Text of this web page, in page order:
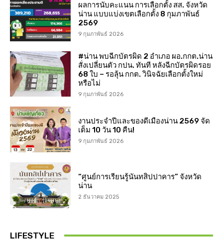
ผลการนับคะแนน การเลือกตั้ง สส. จังหวัด
น่าน แบบแบ่งเขตเลือกตั้ง 8 กุมภาพันธ์
2569
9 กุมภาพันธ์ 2026
#น่าน พบฉีกบัตรผิด 2 อำเภอ ผอ.กกต.น่าน
สั่งเปลี่ยนตัว กปน. ทันที หลังฉีกบัตรผิดรอย
68 ใบ – รอลุ้น กกต. วินิจฉัยเลือกตั้งใหม่
หรือไม่
9 กุมภาพันธ์ 2026
งานประจำปีและของดีเมืองน่าน 2569 จัด
เต็ม 10 วัน 10 คืน!
9 กุมภาพันธ์ 2026
“ศูนย์การเรียนรู้นันทสิปปาคาร” จังหวัด
น่าน
2 ธันวาคม 2025
LIFESTYLE